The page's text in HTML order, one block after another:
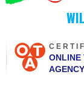
ONLINE
AGENCY